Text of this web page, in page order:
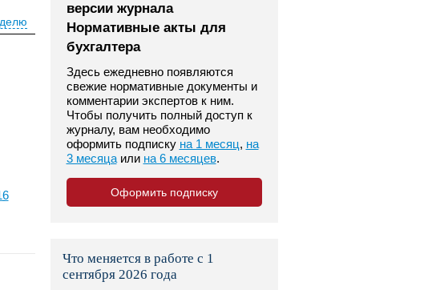
Верховный Суд
Гострудинспекция в г. Москве
Конституционный Суд
Пенсионный фонд
Правительство
версии журнала
Нормативные акты для
бухгалтера
Здесь ежедневно появляются
свежие нормативные документы и
комментарии экспертов к ним.
Чтобы получить полный доступ к
журналу, вам необходимо
оформить подписку на 1 месяц, на
3 месяцаили на 6 месяцев.
Оформить подписку
Что меняется в работе с 1
сентября 2026 года